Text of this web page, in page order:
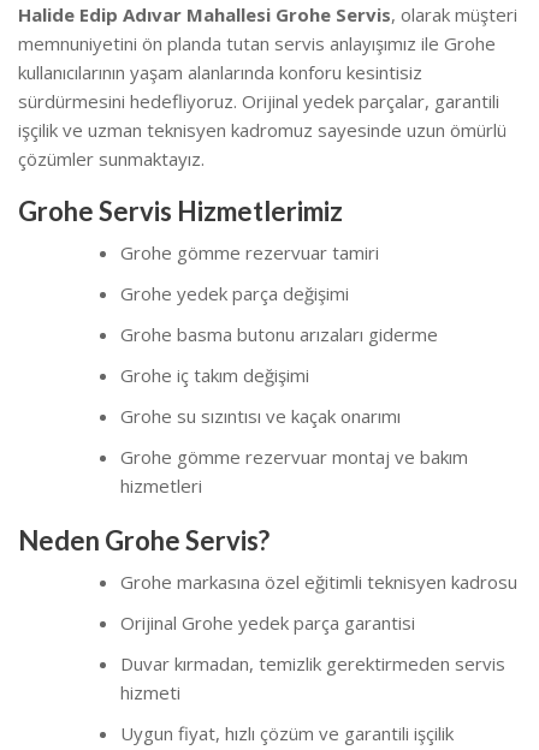
Halide Edip Adıvar Mahallesi Grohe Servis, olarak müşteri
memnuniyetini ön planda tutan servis anlayışımız ile Grohe
kullanıcılarının yaşam alanlarında konforu kesintisiz
sürdürmesini hedefliyoruz. Orijinal yedek parçalar, garantili
işçilik ve uzman teknisyen kadromuz sayesinde uzun ömürlü
çözümler sunmaktayız.
Grohe Servis Hizmetlerimiz
Grohe gömme rezervuar tamiri
Grohe yedek parça değişimi
Grohe basma butonu arızaları giderme
Grohe iç takım değişimi
Grohe su sızıntısı ve kaçak onarımı
Grohe gömme rezervuar montaj ve bakım
hizmetleri
Neden Grohe Servis?
Grohe markasına özel eğitimli teknisyen kadrosu
Orijinal Grohe yedek parça garantisi
Duvar kırmadan, temizlik gerektirmeden servis
hizmeti
Uygun fiyat, hızlı çözüm ve garantili işçilik